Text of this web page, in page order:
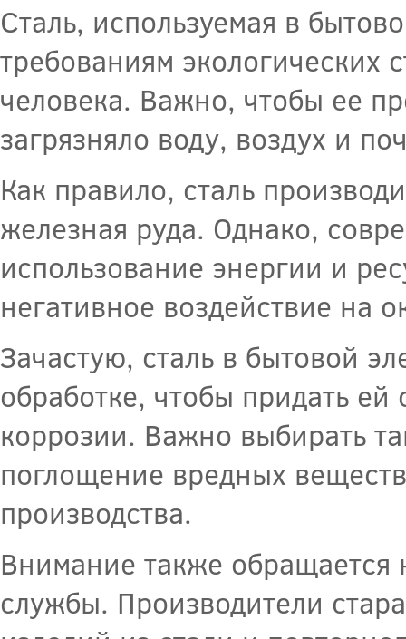
Сталь, используемая в
требованиям экологических
человека. Важно, чтобы ее
загрязняло воду, воздух и
Как правило, сталь
железная руда. Однако,
использование энергии и
негативное воздействие на
Зачастую, сталь в бытовой
обработке, чтобы придать
коррозии. Важно выбирать
поглощение вредных
производства.
Внимание также обращается
службы. Производители